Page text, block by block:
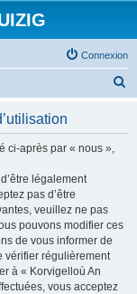
Connexion
ci-après par « nous »,
légalement
pas d’être
veuillez ne pas
pouvons modifier ces
de vous informer de
vérifier régulièrement
à « Korvigelloù An
vous acceptez